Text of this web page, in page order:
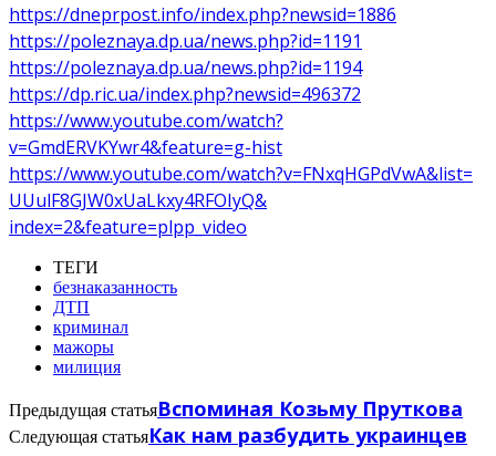
https://dneprpost.info/index.php?newsid=1886
https://poleznaya.dp.ua/news.php?id=1191
https://poleznaya.dp.ua/news.php?id=1194
https://dp.ric.ua/index.php?newsid=496372
https://www.youtube.com/watch?
v=GmdERVKYwr4&feature=g-hist
https://www.youtube.com/watch?v=FNxqHGPdVwA&list=
UUulF8GJW0xUaLkxy4RFOIyQ&
index=2&feature=plpp_video
ТЕГИ
безнаказанность
ДТП
криминал
мажоры
милиция
Предыдущая статьяВспоминая Козьму Пруткова
Следующая статьяКак нам разбудить украинцев